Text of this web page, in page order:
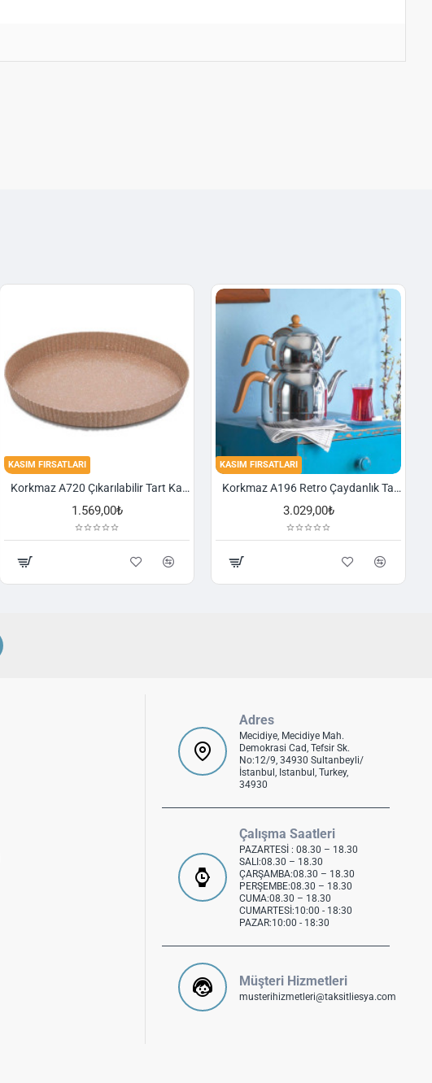
KASIM FIRSATLARI
Korkmaz A720 Çıkarılabilir Tart Kalıbı Granit 29,5 cm
1.569,00₺
KASIM FIRSATLARI
Korkmaz A196 Retro Çaydanlık Takımı
3.029,00₺
Adres
Mecidiye, Mecidiye Mah.
Demokrasi Cad, Tefsir Sk.
No:12/9, 34930 Sultanbeyli/
İstanbul, Istanbul, Turkey,
34930
Çalışma Saatleri
PAZARTESİ : 08.30 – 18.30
SALI:08.30 – 18.30
ÇARŞAMBA:08.30 – 18.30
PERŞEMBE:08.30 – 18.30
CUMA:08.30 – 18.30
CUMARTESİ:10:00 - 18:30
PAZAR:10:00 - 18:30
Müşteri Hizmetleri
musterihizmetleri@taksitliesya.com